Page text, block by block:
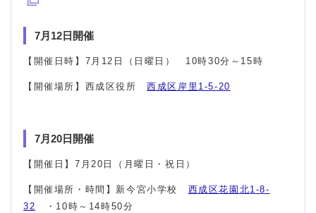
7月12日開催
【開催日時】7月12日（日曜日） 10時30分～15時
【開催場所】西成区役所西成区岸里1-5-20
7月20日開催
【開催日】7月20日（月曜日・祝日）
【開催場所・時間】新今宮小学校 西成区花園北1-8-
32 ・10時～14時50分